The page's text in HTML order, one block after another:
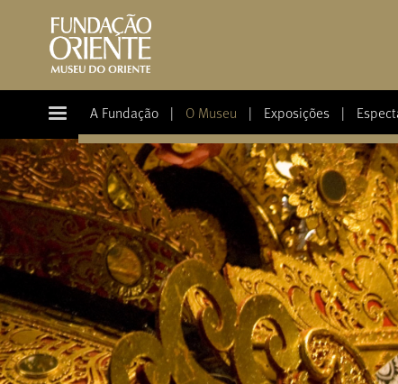
A Fundação O Museu Exposições